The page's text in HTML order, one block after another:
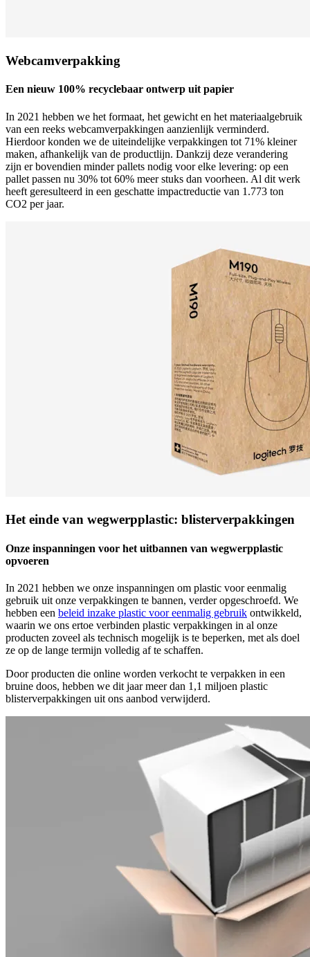
Webcamverpakking
Een nieuw 100% recyclebaar ontwerp uit papier
In 2021 hebben we het formaat, het gewicht en het materiaalgebruik
van een reeks webcamverpakkingen aanzienlijk verminderd.
Hierdoor konden we de uiteindelijke verpakkingen tot 71% kleiner
maken, afhankelijk van de productlijn. Dankzij deze verandering
zijn er bovendien minder pallets nodig voor elke levering: op een
pallet passen nu 30% tot 60% meer stuks dan voorheen. Al dit werk
heeft geresulteerd in een geschatte impactreductie van 1.773 ton
CO2 per jaar.
Het einde van wegwerpplastic: blisterverpakkingen
Onze inspanningen voor het uitbannen van wegwerpplastic
opvoeren
In 2021 hebben we onze inspanningen om plastic voor eenmalig
gebruik uit onze verpakkingen te bannen, verder opgeschroefd. We
hebben een beleid inzake plastic voor eenmalig gebruik ontwikkeld,
waarin we ons ertoe verbinden plastic verpakkingen in al onze
producten zoveel als technisch mogelijk is te beperken, met als doel
ze op de lange termijn volledig af te schaffen.
Door producten die online worden verkocht te verpakken in een
bruine doos, hebben we dit jaar meer dan 1,1 miljoen plastic
blisterverpakkingen uit ons aanbod verwijderd.